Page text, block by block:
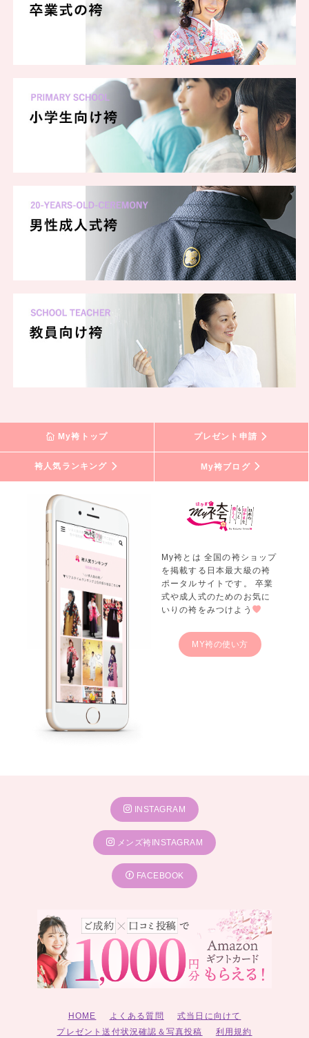
My袴トップ プレゼント申請
袴人気ランキング My袴ブログ
My袴とは 全国の袴ショップ
を掲載する日本最大級の袴
ポータルサイトです。 卒業
式や成人式のためのお気に
いりの袴をみつけよう
MY袴の使い方
INSTAGRAM
メンズ袴INSTAGRAM
FACEBOOK
HOME よくある質問
式当日に向けて
プレゼント送付状況確認＆写真投稿
利用規約